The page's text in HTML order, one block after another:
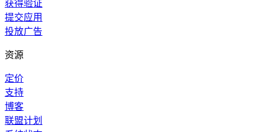
获得验证
提交应用
投放广告
资源
定价
支持
博客
联盟计划